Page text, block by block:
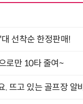
선착순 한정판매!
로만 10타 줄여~
뜨고 있는 골프장 알